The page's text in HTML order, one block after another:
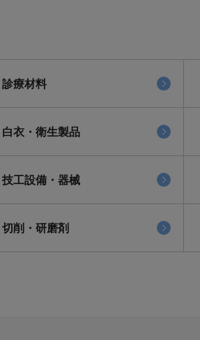
診療材料
白衣・衛生製品
技工設備・器械
切削・研磨剤